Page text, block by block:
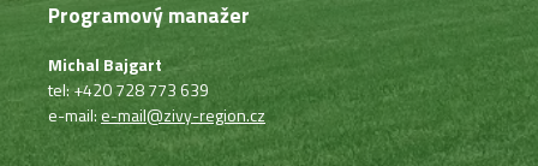
Programový manažer
Michal Bajgart
tel: +420 728 773 639
e-mail:e-mail@zivy-region.cz